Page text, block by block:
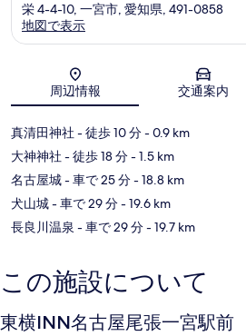
地図
栄 4-4-10, 一宮市, 愛知県, 491-0858
地図で表示
周辺情報 交通案内
真清田神社 - 徒歩 10 分- 0.9 km
大神神社 - 徒歩 18 分- 1.5 km
名古屋城- 車で 25 分- 18.8 km
犬山城- 車で 29 分- 19.6 km
長良川温泉 - 車で 29 分- 19.7 km
この施設について
東横INN名古屋尾張一宮駅前